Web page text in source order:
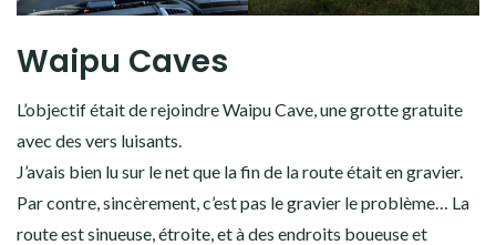
Waipu Caves
L’objectif était de rejoindre Waipu Cave, une grotte gratuite
avec des vers luisants.
J’avais bien lu sur le net que la fin de la route était en gravier.
Par contre, sincèrement, c’est pas le gravier le problème… La
route est sinueuse, étroite, et à des endroits boueuse et